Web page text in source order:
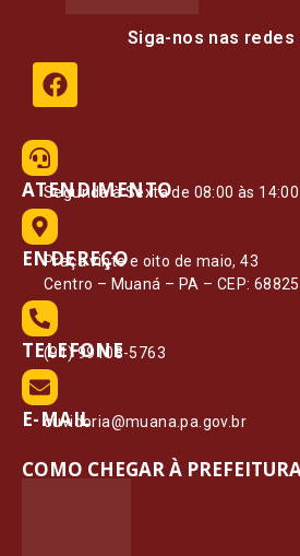
Siga-nos nas redes
ATENDIMENTO
Segunda à Sexta de 08:00 às 14:00
ENDEREÇO
Praça vinte e oito de maio, 43
Centro – Muaná – PA – CEP:
TELEFONE
(91) 99108-5763
E-MAIL
ouvidoria@muana.pa.gov.br
COMO CHEGAR À